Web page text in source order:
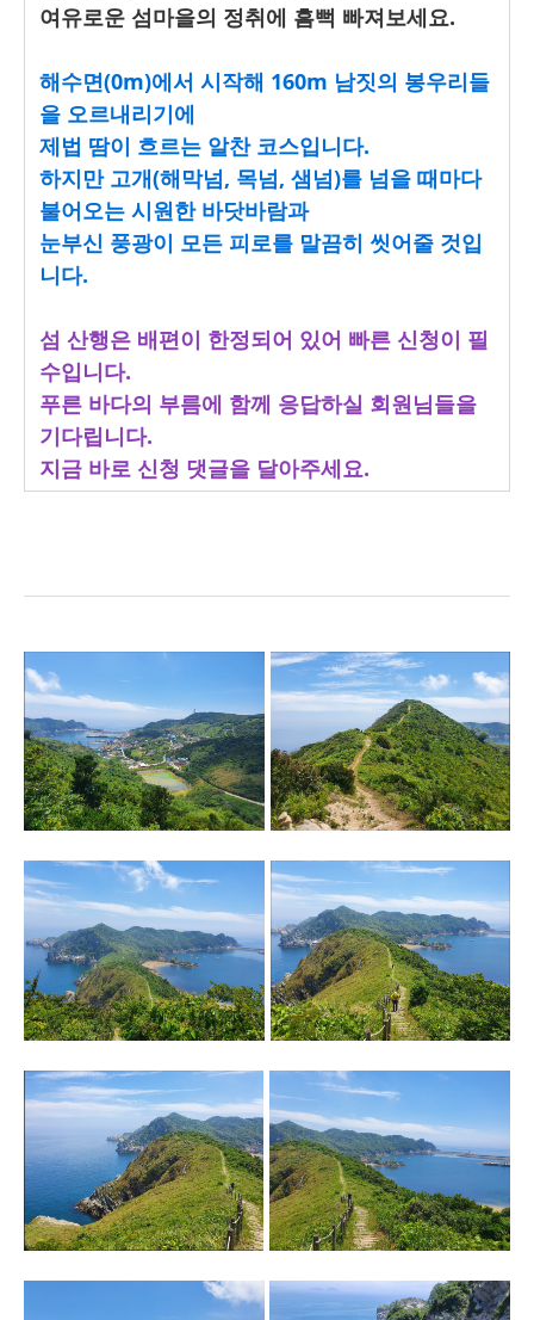
여유로운 섬마을의 정취에 흠뻑 빠져보세요.
해수면(0m)에서 시작해 160m 남짓의 봉우리들
을 오르내리기에
제법 땀이 흐르는 알찬 코스입니다.
하지만 고개(해막넘, 목넘, 샘넘)를 넘을 때마다
불어오는 시원한 바닷바람과
눈부신 풍광이 모든 피로를 말끔히 씻어줄 것입
니다.
섬 산행은 배편이 한정되어 있어 빠른 신청이 필
수입니다.
푸른 바다의 부름에 함께 응답하실 회원님들을
기다립니다.
지금 바로 신청 댓글을 달아주세요.